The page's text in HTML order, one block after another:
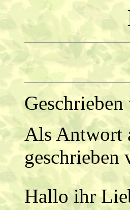
Geschrieben
Als Antwort
Hallo ihr